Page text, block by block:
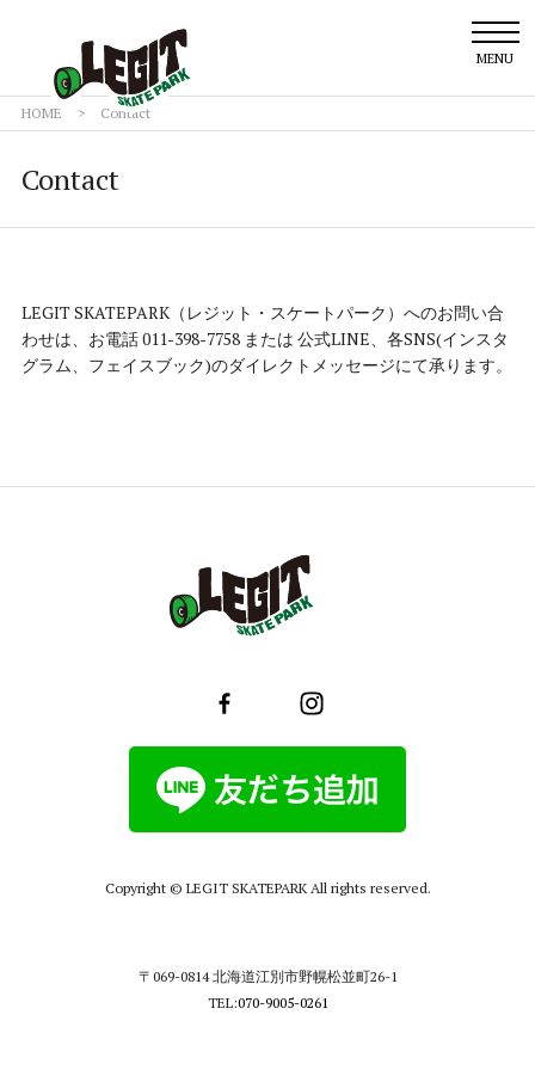
MENU
HOME > Contact
Contact
LEGIT SKATEPARK（レジット・スケートパーク）へのお問い合
わせは、お電話 011-398-7758 または 公式LINE、各SNS(インスタ
グラム、フェイスブック)のダイレクトメッセージにて承ります。
Copyright © LEGIT SKATEPARK All rights reserved.
〒069-0814 北海道江別市野幌松並町26-1
TEL:070-9005-0261